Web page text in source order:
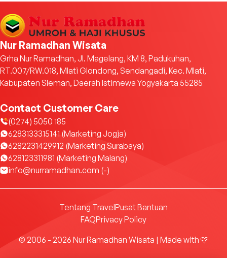
Nur Ramadhan Wisata
Grha Nur Ramadhan, Jl. Magelang, KM 8, Padukuhan,
RT.007/RW.018, Mlati Glondong, Sendangadi, Kec. Mlati,
Kabupaten Sleman, Daerah Istimewa Yogyakarta 55285
Contact Customer Care
(0274) 5050 185
6283133315141 (Marketing Jogja)
6282231429912 (Marketing Surabaya)
628123311981 (Marketing Malang)
info@nurramadhan.com (-)
Tentang TravelPusat Bantuan
FAQPrivacy Policy
© 2006 - 2026 Nur Ramadhan Wisata | Made with 🩷